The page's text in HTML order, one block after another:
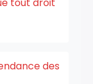
des